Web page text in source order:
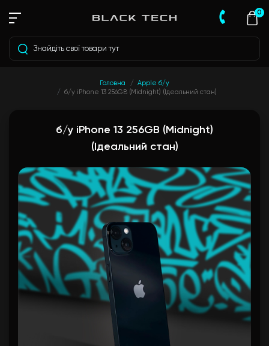
0
Головна
Apple б/у
б/у iPhone 13 256GB (Midnight) (Ідеальний стан)
б/у iPhone 13 256GB (Midnight)
(Ідеальний стан)